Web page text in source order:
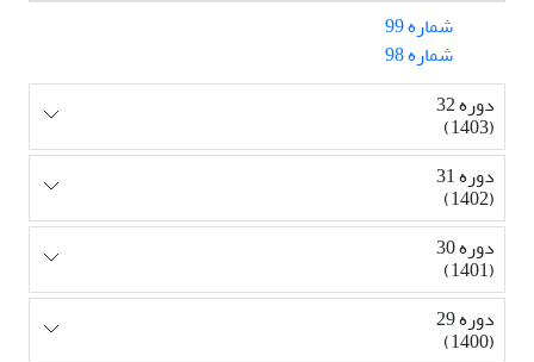
شماره 99
شماره 98
دوره 32
(1403)
دوره 31
(1402)
دوره 30
(1401)
دوره 29
(1400)